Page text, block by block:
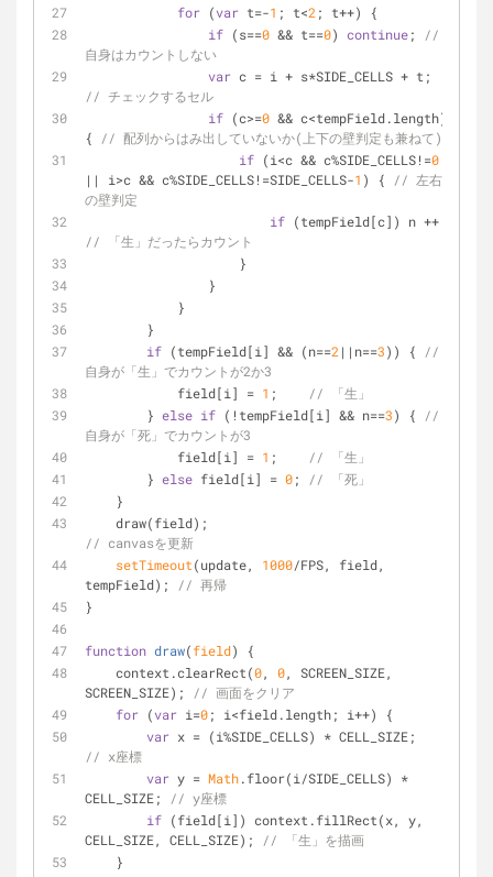
for (var t=-1 ; t<2 ; t++) {
if (s==0 && t==0) continue;
//
自身はカウントしない
var
// チェックするセル
if (c>=0 && c<tempField.length)
{
// 配列からはみ出していないか(上下の壁判定も兼ねて)
if (i<c && c%SIDE_CELLS!=0
|| i>c && c%SIDE_CELLS!=SIDE_CELLS-1 ) {
// 左右
の壁判定
if
// 「生」だったらカウント
                    }
                }
            }
        }
if (tempField[i] && (n==2 ||n==3)) {
//
自身が「生」でカウントが2か3
            field[i] =
1 ;
// 「生」
        }
else if (!tempField[i] && n==3) {
//
自身が「死」でカウントが3
            field[i] =
1 ;
// 「生」
        }
else field[i] = 0;
// 「死」
    }
// canvasを更新
setTimeout(update, 1000/FPS, field,
tempField);
// 再帰
}
function draw(field)
{
    context.clearRect(
0, 0, SCREEN_SIZE,
SCREEN_SIZE);
// 画面をクリア
for (var i=0; i<field.length; i++) {
var
// x座標
var y = Math.floor(i/SIDE_CELLS) *
CELL_SIZE;
// y座標
if (field[i]) context.fillRect(x, y,
CELL_SIZE, CELL_SIZE);
// 「生」を描画
    }